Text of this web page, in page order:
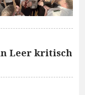
Leer kritisch